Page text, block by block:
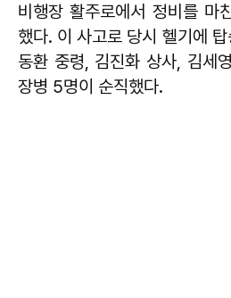
비행장 활주로에서 정비를 마
했다. 이 사고로 당시 헬기에
동환 중령, 김진화 상사, 김세
장병 5명이 순직했다.